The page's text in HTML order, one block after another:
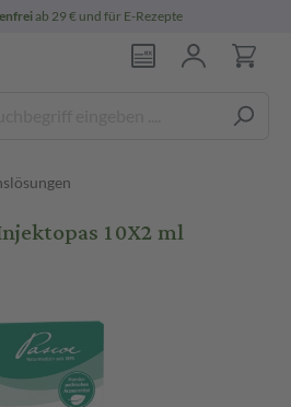
ab 29 € und für E-Rezepte
10X2 ml